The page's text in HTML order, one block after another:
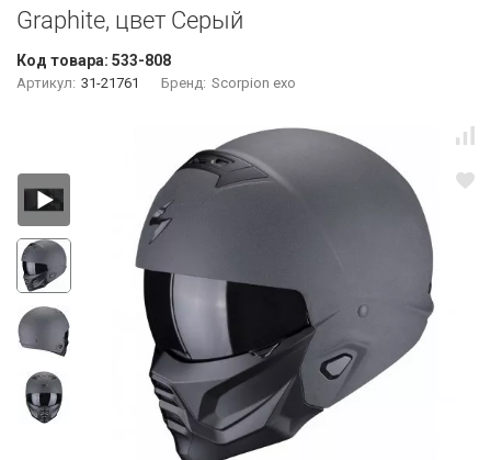
Graphite, цвет Серый
Код товара: 533-808
Артикул: 31-21761 Бренд: Scorpion exo